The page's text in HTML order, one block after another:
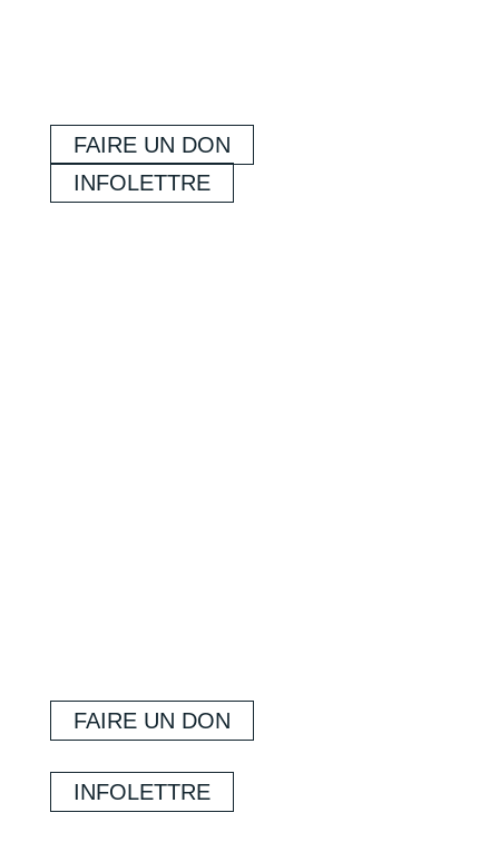
FAIRE UN DON
INFOLETTRE
FAIRE UN DON
INFOLETTRE